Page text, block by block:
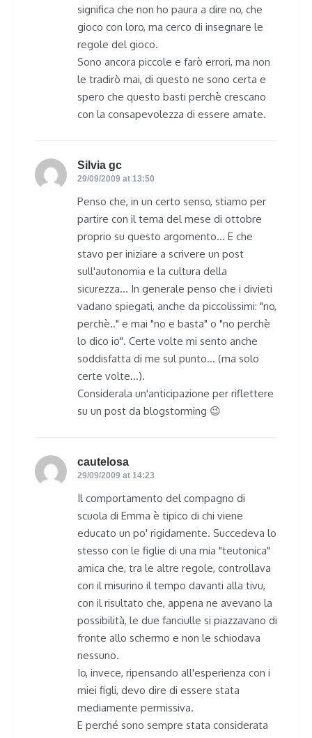
significa che non ho paura a dire no, che
gioco con loro, ma cerco di insegnare le
regole del gioco.
Sono ancora piccole e farò errori, ma non
le tradirò mai, di questo ne sono certa e
spero che questo basti perchè crescano
con la consapevolezza di essere amate.
Silvia gc
29/09/2009 at 13:50
Penso che, in un certo senso, stiamo per
partire con il tema del mese di ottobre
proprio su questo argomento… E che
stavo per iniziare a scrivere un post
sull'autonomia e la cultura della
sicurezza… In generale penso che i divieti
vadano spiegati, anche da piccolissimi: "no,
perchè.." e mai "no e basta" o "no perchè
lo dico io". Certe volte mi sento anche
soddisfatta di me sul punto… (ma solo
certe volte…).
Considerala un'anticipazione per riflettere
su un post da blogstorming 😉
cautelosa
29/09/2009 at 14:23
Il comportamento del compagno di
scuola di Emma è tipico di chi viene
educato un po' rigidamente. Succedeva lo
stesso con le figlie di una mia "teutonica"
amica che, tra le altre regole, controllava
con il misurino il tempo davanti alla tivu,
con il risultato che, appena ne avevano la
possibilità, le due fanciulle si piazzavano di
fronte allo schermo e non le schiodava
nessuno.
Io, invece, ripensando all'esperienza con i
miei figli, devo dire di essere stata
mediamente permissiva.
E perché sono sempre stata considerata